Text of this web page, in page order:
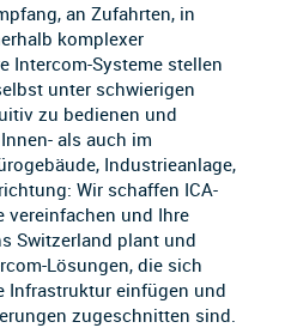
an Zufahrten, in
komplexer
Intercom-Systeme stellen
unter schwierigen
zu bedienen und
als auch im
Industrieanlage,
Wir schaffen ICA-
vereinfachen und Ihre
Switzerland plant und
Lösungen, die sich
Infrastruktur einfügen und
zugeschnitten sind.